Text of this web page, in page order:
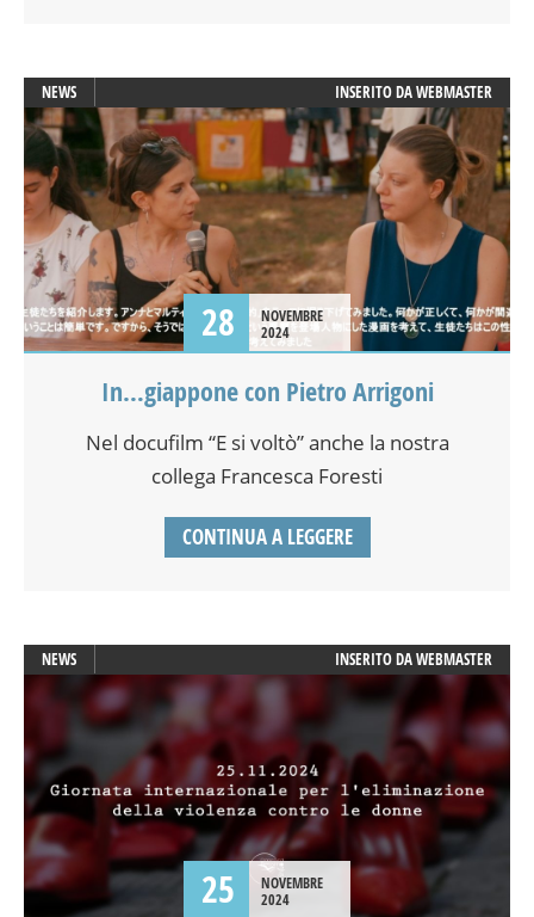
NEWS INSERITO DAWEBMASTER
28
NOVEMBRE
2024
In…giappone con Pietro Arrigoni
Nel docufilm “E si voltò” anche la nostra
collega Francesca Foresti
CONTINUA A LEGGERE
NEWS INSERITO DAWEBMASTER
25
NOVEMBRE
2024